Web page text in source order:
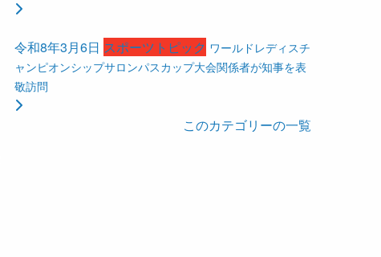
令和8年3月6日 スポーツトピック ワールドレディスチ
ャンピオンシップサロンパスカップ大会関係者が知事を表
敬訪問
このカテゴリーの一覧